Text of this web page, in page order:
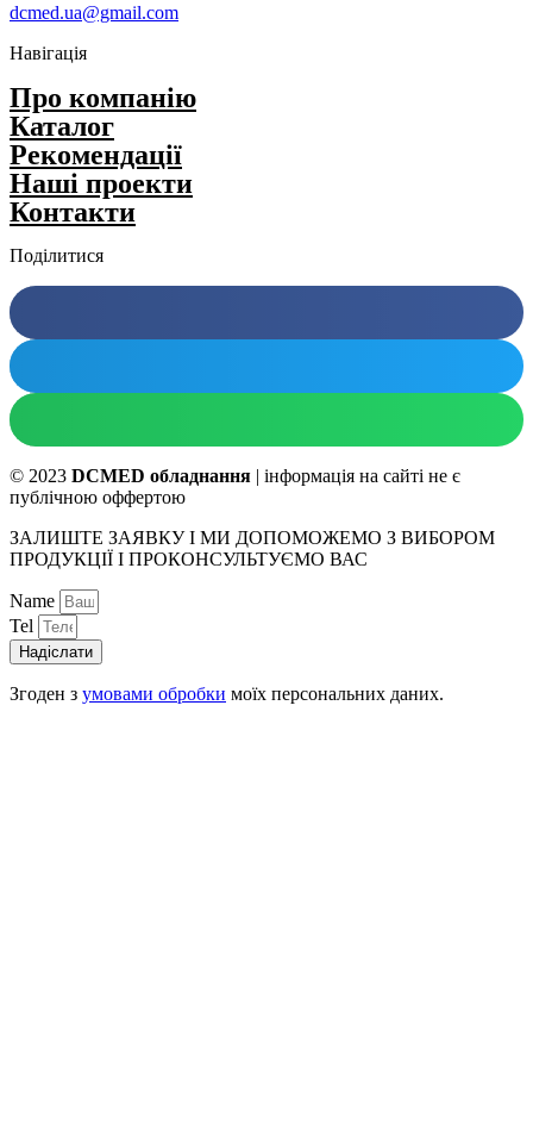
dcmed.ua@gmail.com
Навігація
Про компанію
Каталог
Рекомендації
Нашi проекти
Контакти
Поділитися
© 2023 DCMED обладнання | інформація на сайті не є
публічною оффертою
ЗАЛИШТЕ ЗАЯВКУ І МИ ДОПОМОЖЕМО З ВИБОРОМ
ПРОДУКЦІЇ І ПРОКОНСУЛЬТУЄМО ВАС
Name
Tel
Надіслати
Згоден з умовами обробки моїх персональних даних.